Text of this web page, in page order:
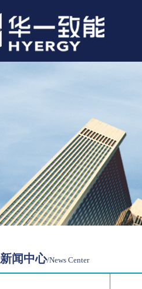
新闻中心/News Center